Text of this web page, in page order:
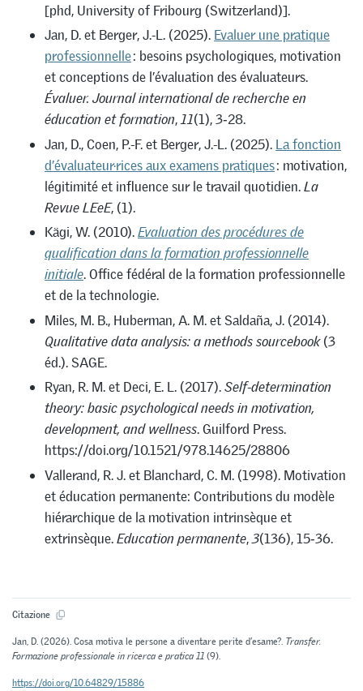
[phd, University of Fribourg (Switzerland)].
Jan, D. et Berger, J.-L. (2025). Evaluer une pratique
professionnelle: besoins psychologiques, motivation
et conceptions de l’évaluation des évaluateurs.
Évaluer. Journal international de recherche en
éducation et formation,11(1), 3‑28.
Jan, D., Coen, P.-F. et Berger, J.-L. (2025). La fonction
d’évaluateur·rices aux examens pratiques: motivation,
légitimité et influence sur le travail quotidien.La
Revue LEeE, (1).
Kägi, W. (2010).Evaluation des procédures de
qualification dans la formation professionnelle
initiale. Office fédéral de la formation professionnelle
et de la technologie.
Miles, M. B., Huberman, A. M. et Saldaña, J. (2014).
Qualitative data analysis: a methods sourcebook(3
éd.). SAGE.
Ryan, R. M. et Deci, E. L. (2017).Self-determination
theory: basic psychological needs in motivation,
development, and wellness. Guilford Press.
https://doi.org/10.1521/978.14625/28806
Vallerand, R. J. et Blanchard, C. M. (1998). Motivation
et éducation permanente: Contributions du modèle
hiérarchique de la motivation intrinsèque et
extrinsèque.Education permanente,3(136), 15‑36.
Citazione
Jan, D. (2026). Cosa motiva le persone a diventare perite d’esame?. Transfer.
Formazione professionale in ricerca e pratica 11(9).
https://doi.org/10.64829/15886